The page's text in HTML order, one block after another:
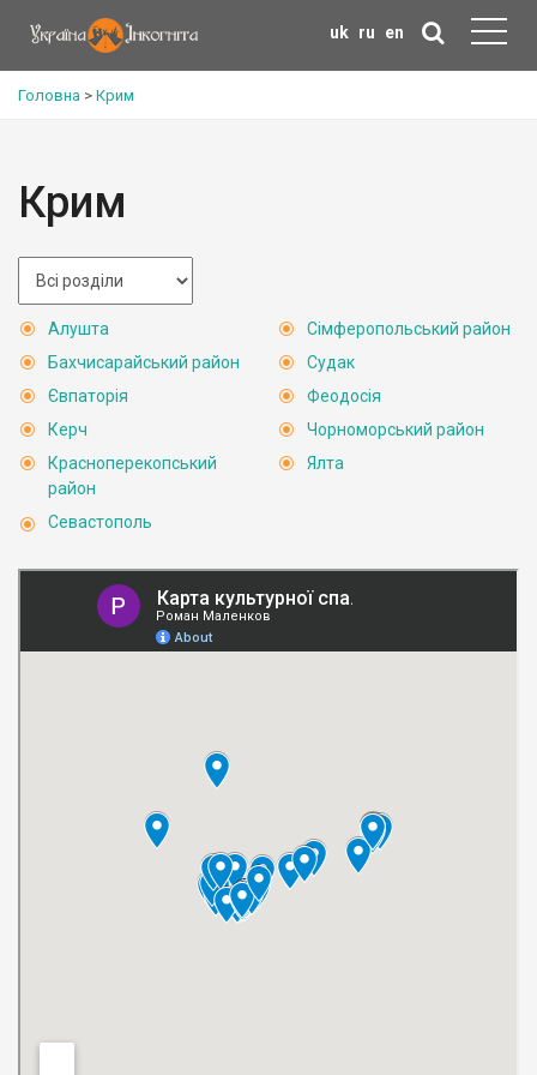
uk ru en
Головна > Крим
Крим
Алушта
Бахчисарайський район
Євпаторія
Керч
Красноперекопський
район
Севастополь
Сімферопольський район
Судак
Феодосія
Чорноморський район
Ялта